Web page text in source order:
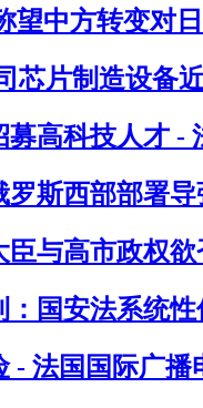
望中方转变对
芯片制造设备
高科技人才 -
斯西部部署
与高市政权
国安法系统
- 法国国际广播